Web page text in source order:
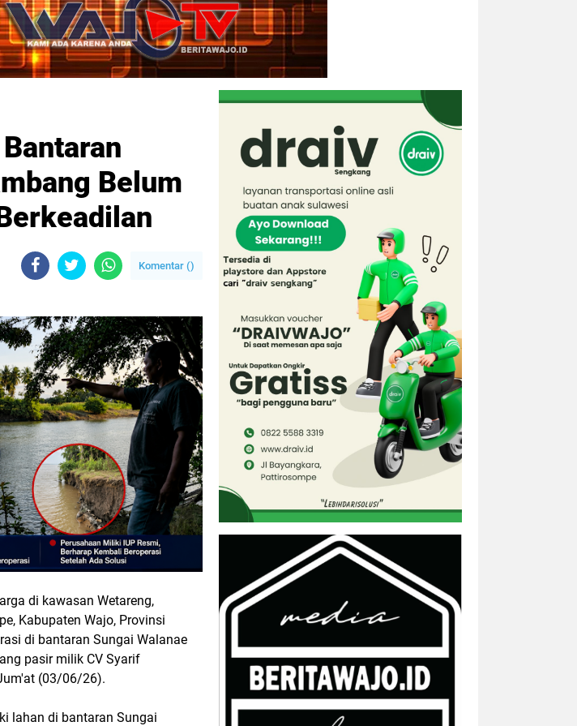
Belum
Komentar ()
di kawasan Wetareng,
Kabupaten Wajo, Provinsi
di bantaran Sungai Walanae
pasir milik CV Syarif
(03/06/26).
lahan di bantaran Sungai